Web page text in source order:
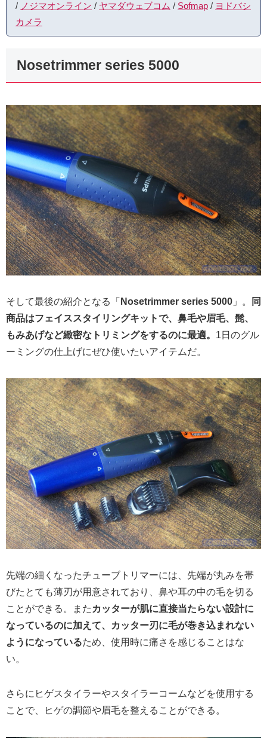
/ ノジマオンライン / ヤマダウェブコム / Sofmap / ヨドバシ
カメラ
Nosetrimmer series 5000
そして最後の紹介となる「 Nosetrimmer series 5000 」。
同
商品はフェイススタイリングキットで、鼻毛や眉毛、髭、
もみあげなど緻密なトリミングをするのに最適。 1日のグル
ーミングの仕上げにぜひ使いたいアイテムだ。
先端の細くなったチューブトリマーには、先端が丸みを帯
びたとても薄刃が用意されており、鼻や耳の中の毛を切る
ことができる。また カッターが肌に直接当たらない設計に
なっているのに加えて、カッター刃に毛が巻き込まれない
ようになっているため、使用時に痛さを感じることはな
い。
さらにヒゲスタイラーやスタイラーコームなどを使用する
ことで、ヒゲの調節や眉毛を整えることができる。